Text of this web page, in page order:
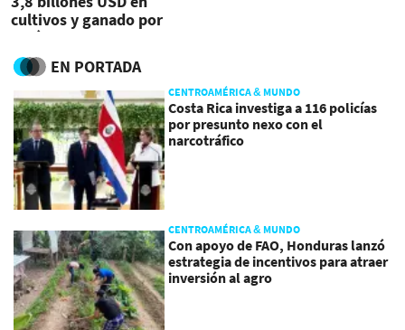
cultivos y ganado por
catástrofes (FAO)
EN PORTADA
CENTROAMÉRICA & MUNDO
Costa Rica investiga a 116 policías
por presunto nexo con el
narcotráfico
CENTROAMÉRICA & MUNDO
Con apoyo de FAO, Honduras lanzó
estrategia de incentivos para atraer
inversión al agro